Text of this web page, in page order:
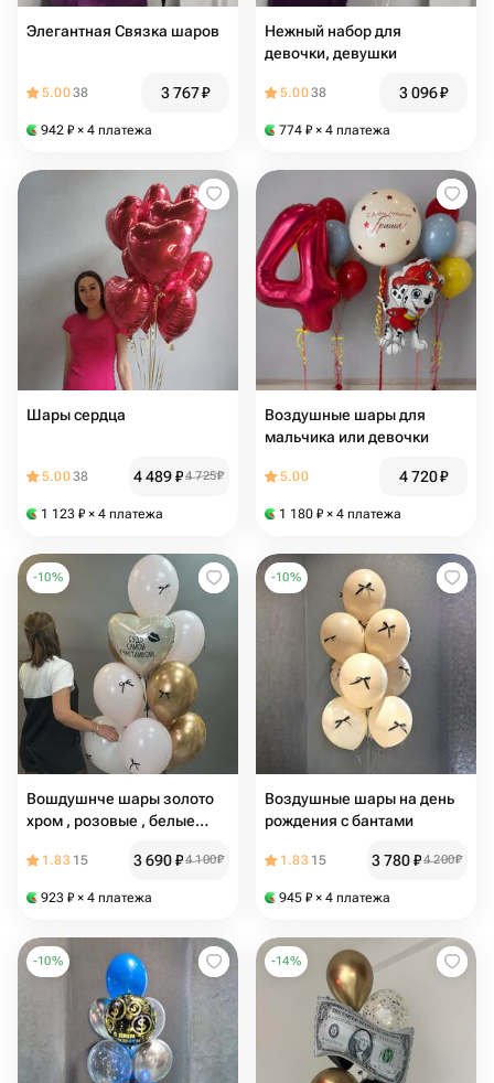
Элегантная Связка шаров
5.0038 3 767₽
942 ₽ × 4 платежа
Нежный набор для
девочки, девушки
5.0038 3 096₽
774 ₽ × 4 платежа
Шары сердца
5.0038 4 489₽4 725₽
1 123 ₽ × 4 платежа
Воздушные шары для
мальчика или девочки
5.00 4 720₽
1 180 ₽ × 4 платежа
-10%
Вошдушнче шары золото
хром , розовые , белые
1.83 15 3 690₽4 100₽
923 ₽ × 4 платежа
-10%
Воздушные шары на день
рождения с бантами
1.83 15 3 780₽4 200₽
945 ₽ × 4 платежа
-10% -14%